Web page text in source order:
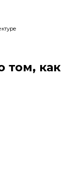
том, как